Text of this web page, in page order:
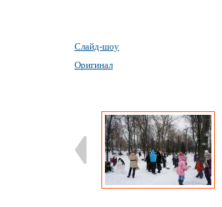
Слайд-шоу
Оригинал